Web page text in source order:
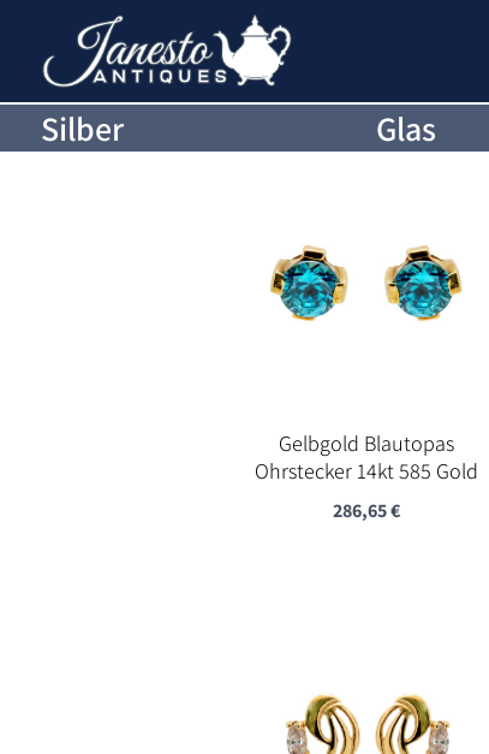
Silber Glas
Gelbgold Blautopas
Ohrstecker 14kt 585 Gold
286,65€